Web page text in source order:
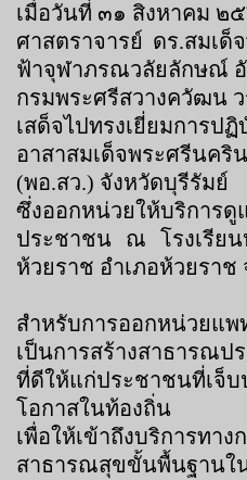
เมื่อวันที่ ๓๑ สิงหาคม ๒
ศาสตราจารย์ ดร.สมเด็
ฟ้าจุฬาภรณวลัยลักษณ์ อั
กรมพระศรีสวางควัฒน
เสด็จไปทรงเยี่ยมการป
อาสาสมเด็จพระศรีนค
(พอ.สว.) จังหวัดบุรีรัมย์
ซึ่งออกหน่วยให้บริการ
ประชาชน ณ โรงเรีย
ห้วยราช อำเภอห้วยราช
สำหรับการออกหน่วยแพ
เป็นการสร้างสาธารณ
ที่ดีให้แก่ประชาชนที่เ
โอกาสในท้องถิ่น
เพื่อให้เข้าถึงบริการทาง
สาธารณสุขขั้นพื้นฐานใ